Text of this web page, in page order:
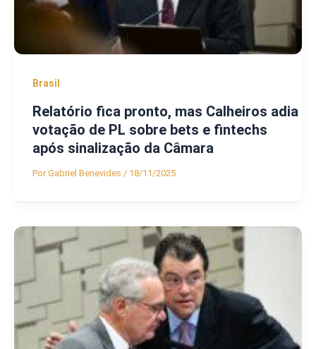
Brasil
Relatório fica pronto, mas Calheiros adia
votação de PL sobre bets e fintechs
após sinalização da Câmara
PorGabriel Benevides / 18/11/2025